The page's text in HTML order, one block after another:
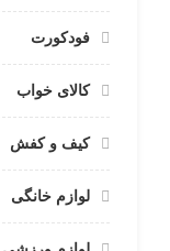
فودکورت
کالای خواب
کیف و کفش
لوازم خانگی